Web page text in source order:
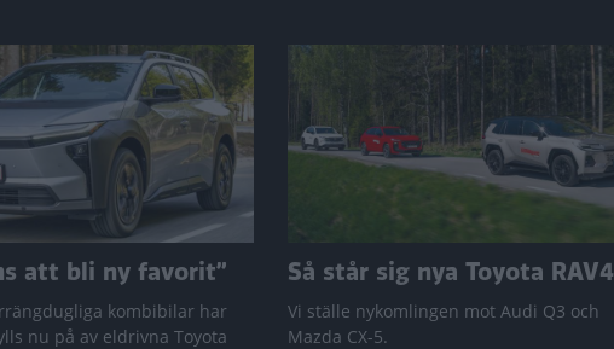
att bli ny favorit”
kombibilar har
nu på av eldrivna Toyota
Så står sig nya Toyota RAV4
Vi ställe nykomlingen mot Audi Q3 och
Mazda CX-5.